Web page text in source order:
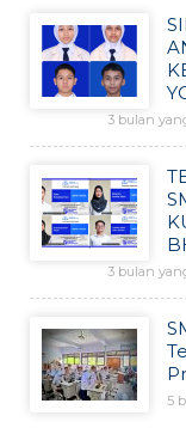
3 bulan
3 bulan
5